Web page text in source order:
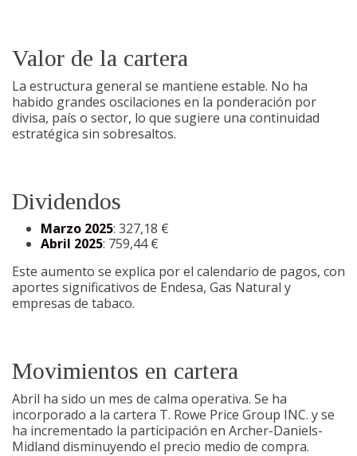
Valor de la cartera
La estructura general se mantiene estable. No ha
habido grandes oscilaciones en la ponderación por
divisa, país o sector, lo que sugiere una continuidad
estratégica sin sobresaltos.
Dividendos
Marzo 2025: 327,18 €
Abril 2025: 759,44 €
Este aumento se explica por el calendario de pagos, con
aportes significativos de Endesa, Gas Natural y
empresas de tabaco.
Movimientos en cartera
Abril ha sido un mes de calma operativa. Se ha
incorporado a la cartera T. Rowe Price Group INC. y se
ha incrementado la participación en Archer-Daniels-
Midland disminuyendo el precio medio de compra.